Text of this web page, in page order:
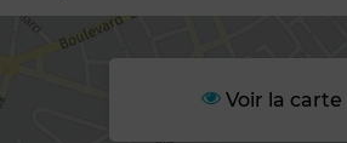
Voir la carte